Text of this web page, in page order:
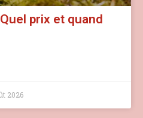
prix et quand
2026